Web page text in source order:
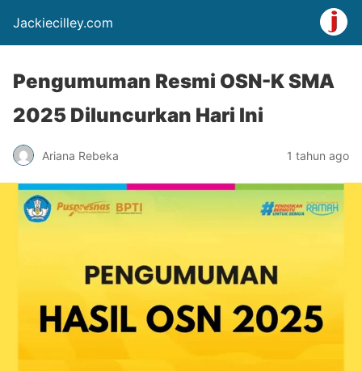
Jackiecilley.com
Pengumuman Resmi OSN-K SMA
2025 Diluncurkan Hari Ini
Ariana Rebeka 1 tahun ago